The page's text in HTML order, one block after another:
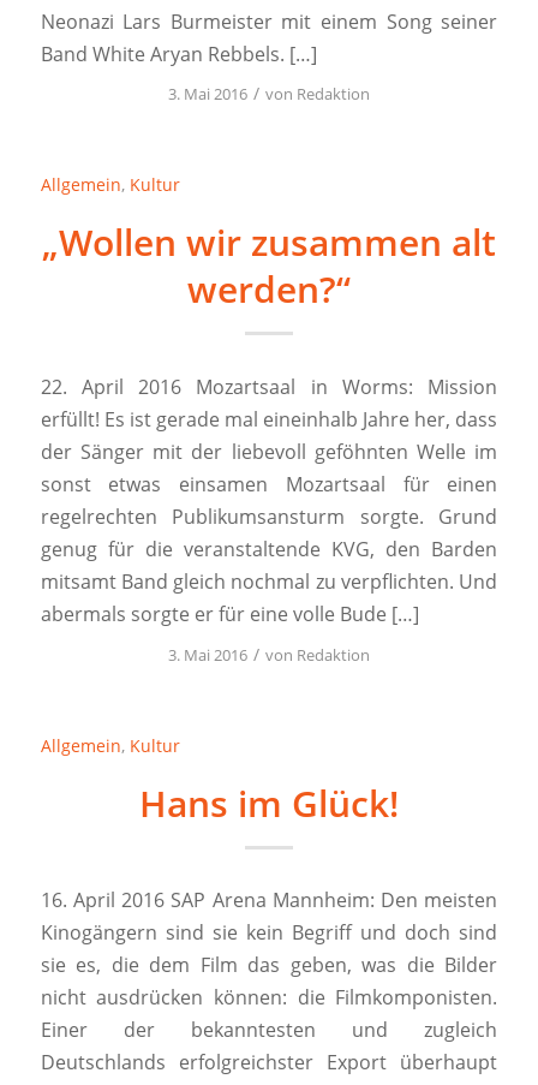
Neonazi Lars Burmeister mit einem Song seiner
Band White Aryan Rebbels. […]
3. Mai 2016 / von Redaktion
Allgemein, Kultur
„Wollen wir zusammen alt
werden?“
22. April 2016 Mozartsaal in Worms: Mission
erfüllt! Es ist gerade mal eineinhalb Jahre her, dass
der Sänger mit der liebevoll geföhnten Welle im
sonst etwas einsamen Mozartsaal für einen
regelrechten Publikumsansturm sorgte. Grund
genug für die veranstaltende KVG, den Barden
mitsamt Band gleich nochmal zu verpflichten. Und
abermals sorgte er für eine volle Bude […]
3. Mai 2016 / von Redaktion
Allgemein, Kultur
Hans im Glück!
16. April 2016 SAP Arena Mannheim: Den meisten
Kinogängern sind sie kein Begriff und doch sind
sie es, die dem Film das geben, was die Bilder
nicht ausdrücken können: die Filmkomponisten.
Einer der bekanntesten und zugleich
Deutschlands erfolgreichster Export überhaupt